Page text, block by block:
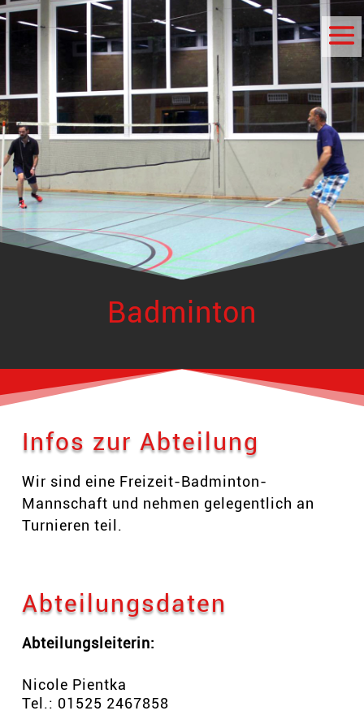
Badminton
Infos zur Abteilung
Wir sind eine Freizeit-Badminton-
Mannschaft und nehmen gelegentlich an
Turnieren teil.
Abteilungsdaten
Abteilungsleiterin:
Nicole Pientka
Tel.: 01525 2467858